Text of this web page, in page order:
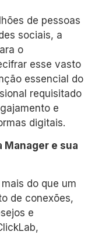
de pessoas
sociais, a
o
esse vasto
essencial do
requisitado
e
digitais.
Manager e sua
do que um
de conexões,
e